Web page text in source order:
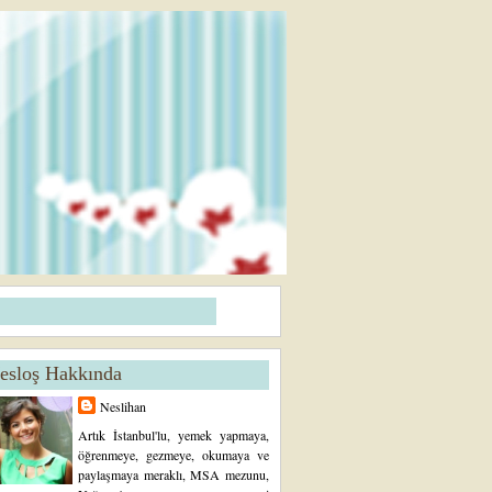
Hakkında
Neslihan
Artık İstanbul'lu, yemek yapmaya,
öğrenmeye, gezmeye, okumaya ve
paylaşmaya meraklı, MSA mezunu,